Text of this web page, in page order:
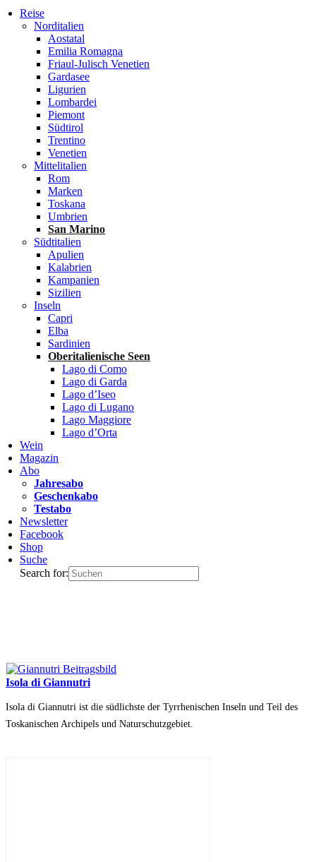
Reise
Norditalien
Aostatal
Emilia Romagna
Friaul-Julisch Venetien
Gardasee
Ligurien
Lombardei
Piemont
Südtirol
Trentino
Venetien
Mittelitalien
Rom
Marken
Toskana
Umbrien
San Marino
Südtitalien
Apulien
Kalabrien
Kampanien
Sizilien
Inseln
Capri
Elba
Sardinien
Oberitalienische Seen
Lago di Como
Lago di Garda
Lago d’Iseo
Lago di Lugano
Lago Maggiore
Lago d’Orta
Wein
Magazin
Abo
Jahresabo
Geschenkabo
Testabo
Newsletter
Facebook
Shop
Suche
Search for:
Isola di Giannutri
Isola di Giannutri ist die südlichste der Tyrrhenischen Inseln und Teil des
Toskanischen Archipels und Naturschutzgebiet.